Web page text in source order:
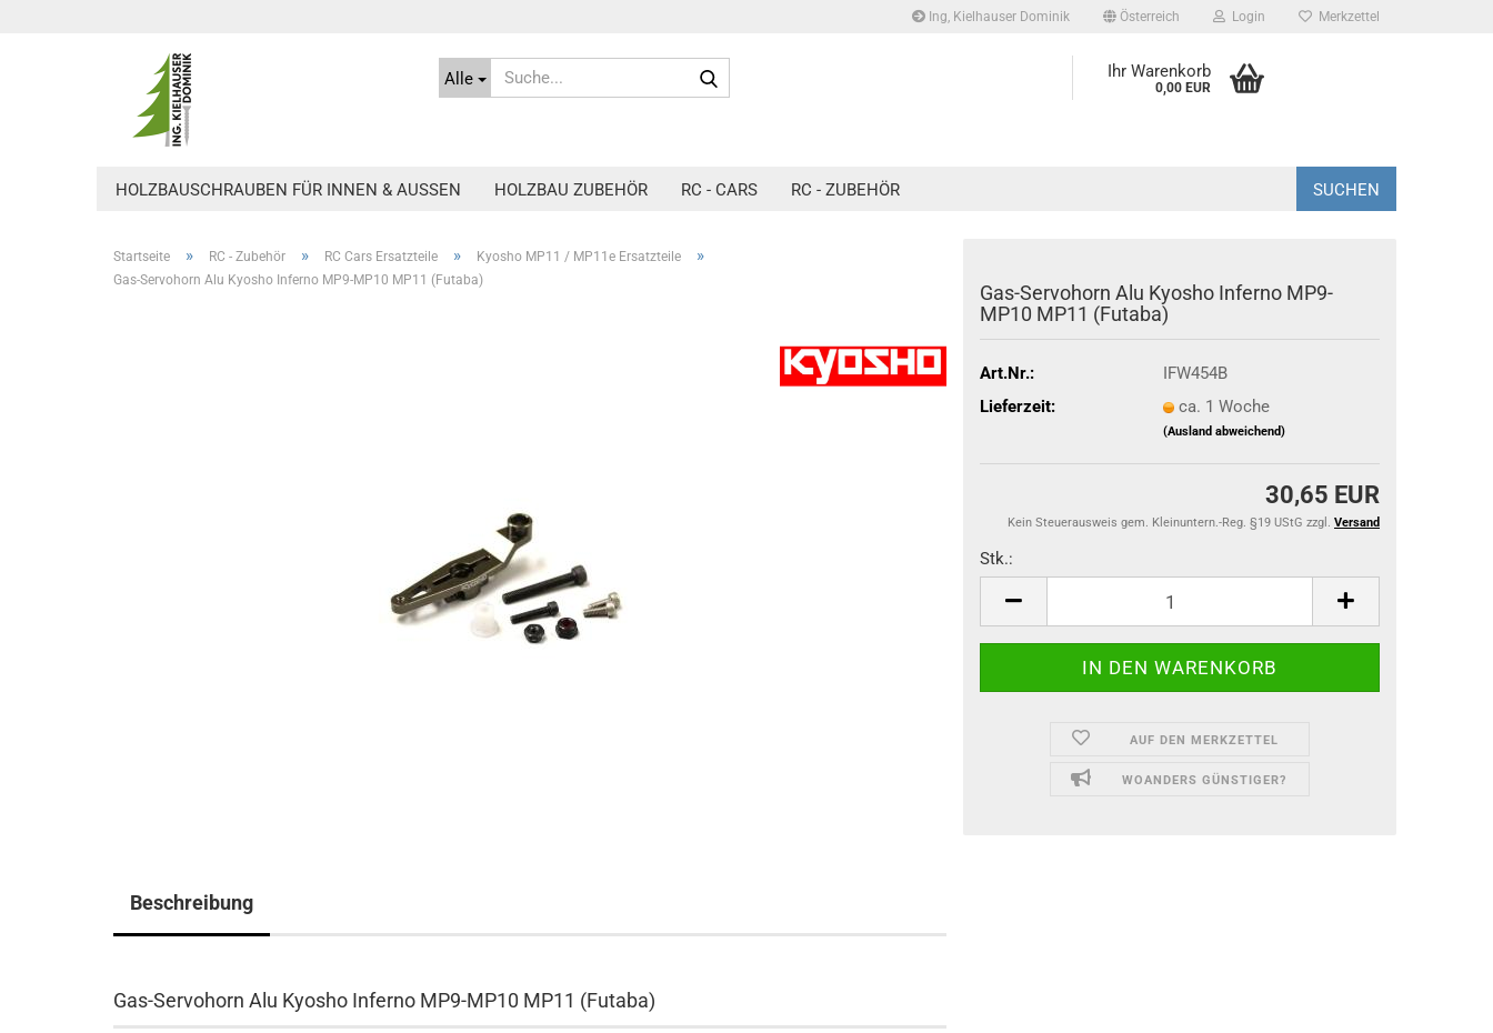
Ing, Kielhauser Dominik Österreich Login Merkzettel
Alle Ihr Warenkorb
0,00 EUR
HOLZBAUSCHRAUBEN FÜR INNEN & AUSSEN HOLZBAU ZUBEHÖR RC - CARS RC - ZUBEHÖR SUCHEN
Startseite » RC - Zubehör » RC Cars Ersatzteile » Kyosho MP11 / MP11e Ersatzteile »
Gas-Servohorn Alu Kyosho Inferno MP9-MP10 MP11 (Futaba)
Gas-Servohorn Alu Kyosho Inferno MP9-
MP10 MP11 (Futaba)
Art.Nr.:
IFW454B
Lieferzeit:
ca. 1 Woche
(Ausland abweichend)
30,65 EUR
Kein Steuerausweis gem. Kleinuntern.-Reg. §19 UStG zzgl. Versand
Stk.:
Stk.
AUF DEN MERKZETTEL
WOANDERS GÜNSTIGER?
Beschreibung
Gas-Servohorn Alu Kyosho Inferno MP9-MP10 MP11 (Futaba)